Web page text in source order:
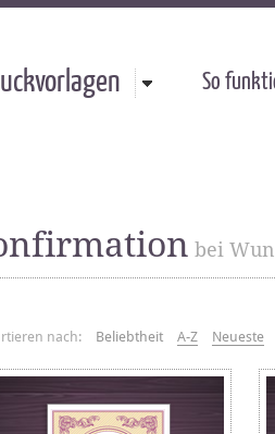
So
bei
nach: Beliebtheit A-Z Neueste